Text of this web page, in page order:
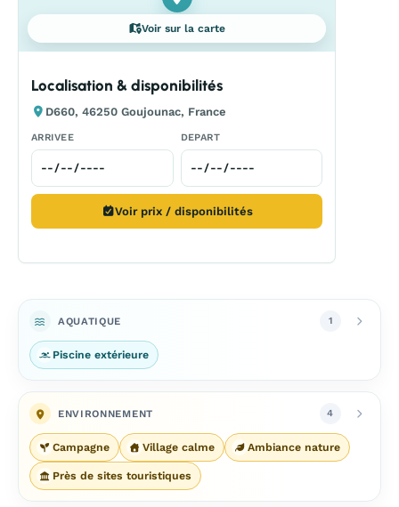
Voir sur la carte
Localisation & disponibilités
D660, 46250 Goujounac, France
ARRIVEE DEPART
Voir prix / disponibilités
AQUATIQUE 1
Piscine extérieure
ENVIRONNEMENT 4
Campagne Village calme Ambiance nature
Près de sites touristiques